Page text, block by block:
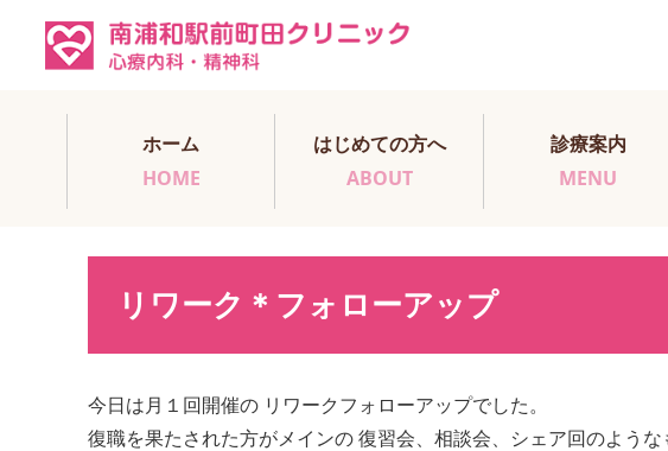
ホーム
HOME
はじめての方へ
ABOUT
診療案内
MENU
リワーク＊フォローアップ
今日は月１回開催の リワークフォローアップでした。
復職を果たされた方がメインの 復習会、相談会、シェア回のような